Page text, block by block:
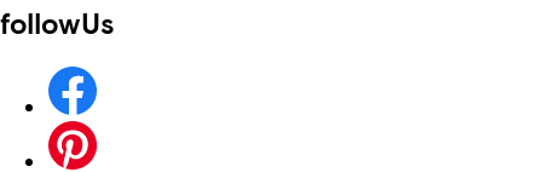
followUs